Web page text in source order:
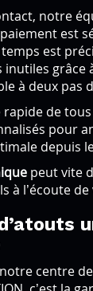
notre
est
est
inutiles
à deux pas
rapide de
pour
depuis
peut vite
à l’écoute
centre de